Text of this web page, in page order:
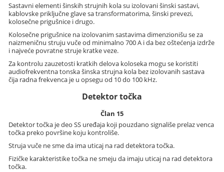
Sastavni elementi šinskih strujnih kola su izolovani šinski sastavi,
kablovske priključne glave sa transformatorima, šinski prevezi,
kolosečne prigušnice i drugo.
Kolosečne prigušnice na izolovanim sastavima dimenzionišu se za
naizmeničnu struju vuče od minimalno 700 A i da bez oštećenja izdrže
i najveće povratne struje kratke veze.
Za kontrolu zauzetosti kratkih delova koloseka mogu se koristiti
audiofrekventna tonska šinska strujna kola bez izolovanih sastava
čija radna frekvenca je u opsegu od 10 do 100 kHz.
Detektor točka
Član 15
Detektor točka je deo SS uređaja koji pouzdano signališe prelaz venca
točka preko površine koju kontroliše.
Struja vuče ne sme da ima uticaj na rad detektora točka.
Fizičke karakteristike točka ne smeju da imaju uticaj na rad detektora
točka.